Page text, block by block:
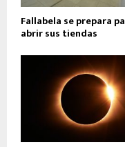
Fallabela se prepara
abrir sus tiendas